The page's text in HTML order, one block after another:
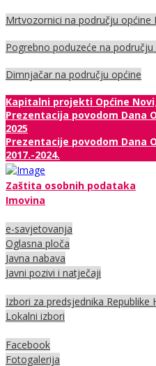
Mrtvozornici na području općine
Pogrebno poduzeće na
Dimnjačar na području općine
Kapitalni projekti Općine
Prezentacija povodom Dana
2025
Prezentacije povodom Dana
2017.-2024.
Zaštita osobnih podataka
Imovina
e-savjetovanja
Oglasna ploča
Javna nabava
Javni pozivi i natječaji
Izbori za predsjednika Republike
Lokalni izbori
Facebook
Fotogalerija